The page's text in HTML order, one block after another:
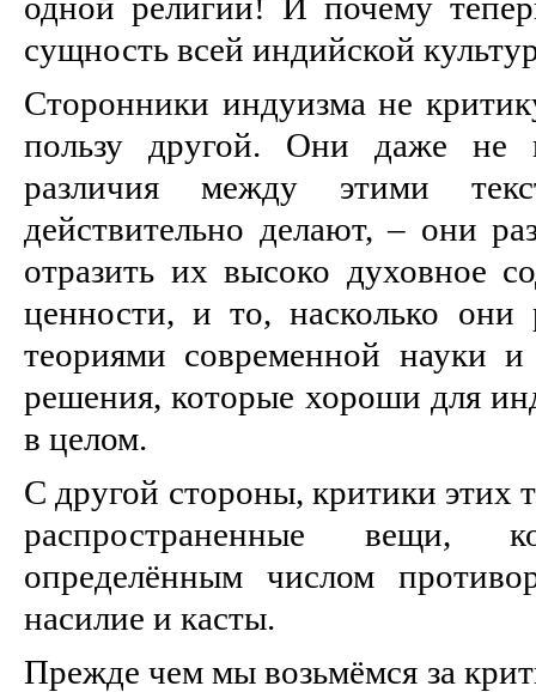
сущность всей индийской
Сторонники индуизма не
пользу другой. Они даже не
различия между этими
действительно делают, – они
отразить их высоко духовное
ценности, и то, насколько они
теориями современной науки
решения, которые хороши для
в целом.
С другой стороны, критики этих
распространенные вещи,
определённым числом
насилие и касты.
Прежде чем мы возьмёмся за